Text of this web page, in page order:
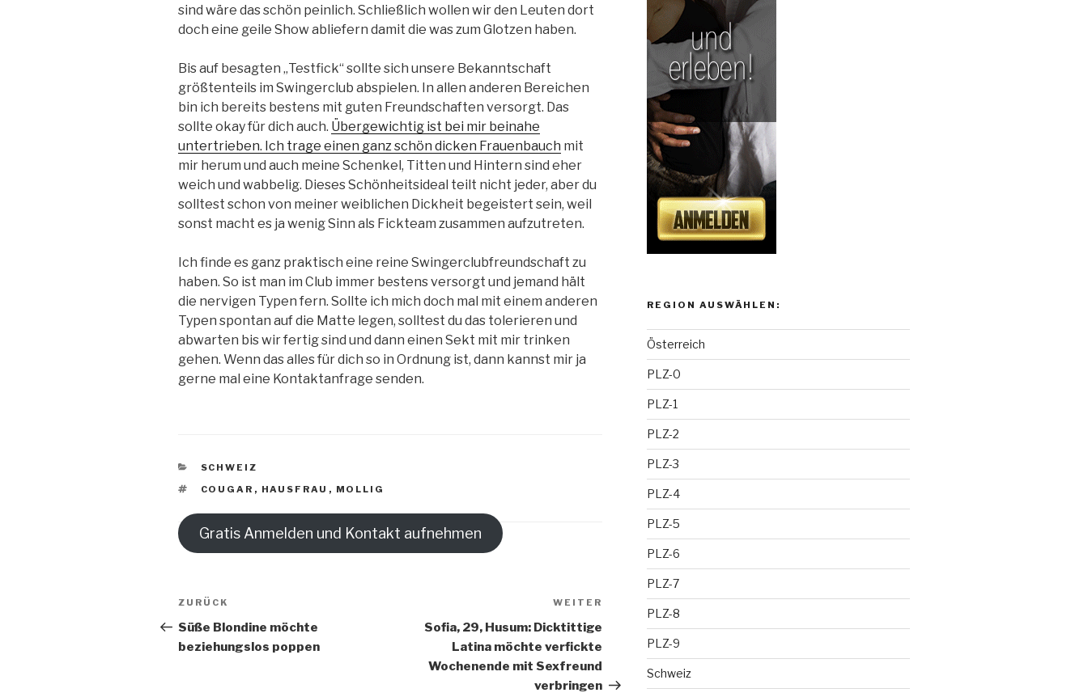
sind wäre das schön peinlich. Schließlich wollen wir den Leuten dort
doch eine geile Show abliefern damit die was zum Glotzen haben.
Bis auf besagten „Testfick“ sollte sich unsere Bekanntschaft
größtenteils im Swingerclub abspielen. In allen anderen Bereichen
bin ich bereits bestens mit guten Freundschaften versorgt. Das
sollte okay für dich auch. Übergewichtig ist bei mir beinahe
untertrieben. Ich trage einen ganz schön dicken Frauenbauch mit
mir herum und auch meine Schenkel, Titten und Hintern sind eher
weich und wabbelig. Dieses Schönheitsideal teilt nicht jeder, aber du
solltest schon von meiner weiblichen Dickheit begeistert sein, weil
sonst macht es ja wenig Sinn als Fickteam zusammen aufzutreten.
Ich finde es ganz praktisch eine reine Swingerclubfreundschaft zu
haben. So ist man im Club immer bestens versorgt und jemand hält
die nervigen Typen fern. Sollte ich mich doch mal mit einem anderen
Typen spontan auf die Matte legen, solltest du das tolerieren und
abwarten bis wir fertig sind und dann einen Sekt mit mir trinken
gehen. Wenn das alles für dich so in Ordnung ist, dann kannst mir ja
gerne mal eine Kontaktanfrage senden.
KATEGORIEN
SCHWEIZ
SCHLAGWÖRTER
COUGAR , HAUSFRAU , MOLLIG
Gratis Anmelden und Kontakt aufnehmen
Beitragsnavigation
Vorheriger
Beitrag
ZURÜCK
Süße Blondine möchte
beziehungslos poppen
WEITER
Sofia, 29, Husum: Dicktittige
Latina möchte verfickte
Wochenende mit Sexfreund
verbringen
REGION AUSWÄHLEN:
Österreich
PLZ-0
PLZ-1
PLZ-2
PLZ-3
PLZ-4
PLZ-5
PLZ-6
PLZ-7
PLZ-8
PLZ-9
Schweiz